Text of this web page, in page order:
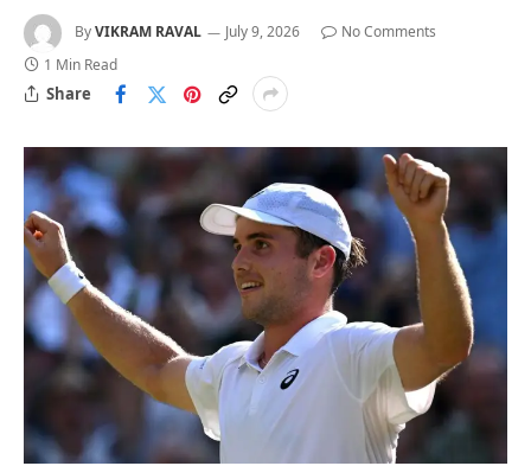
ByVIKRAM RAVAL July 9, 2026
No Comments
1 Min Read
Share